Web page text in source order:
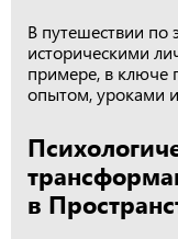
В путешествии по
историческими
примере, в ключе
опытом, уроками
в